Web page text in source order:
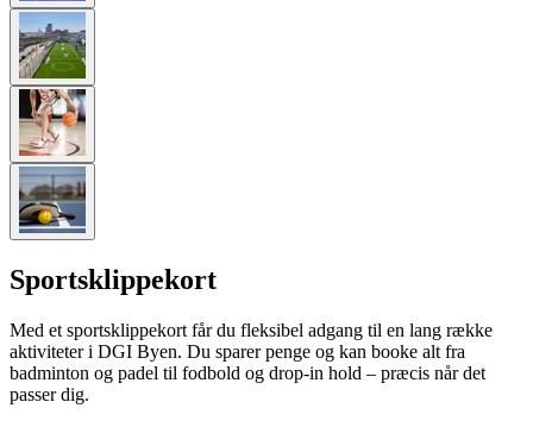
Sportsklippekort
Med et sportsklippekort får du fleksibel adgang til en lang række
aktiviteter i DGI Byen. Du sparer penge og kan booke alt fra
badminton og padel til fodbold og drop-in hold – præcis når det
passer dig.